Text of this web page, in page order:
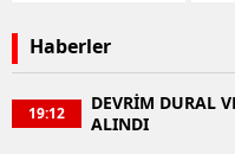
Haberler
19:12
DEVRİM DURAL
ALINDI